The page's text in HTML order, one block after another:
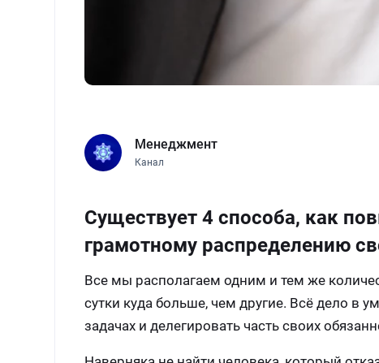
Менеджмент
Канал
Существует 4 способа, как
грамотному распределению
Все мы располагаем одним и тем же
сутки куда больше, чем другие. Всё дело в
задачах и делегировать часть своих